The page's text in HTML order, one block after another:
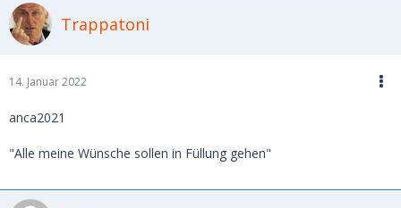
Trappatoni
14. Januar 2022
anca2021
"Alle meine Wünsche sollen in Füllung gehen"